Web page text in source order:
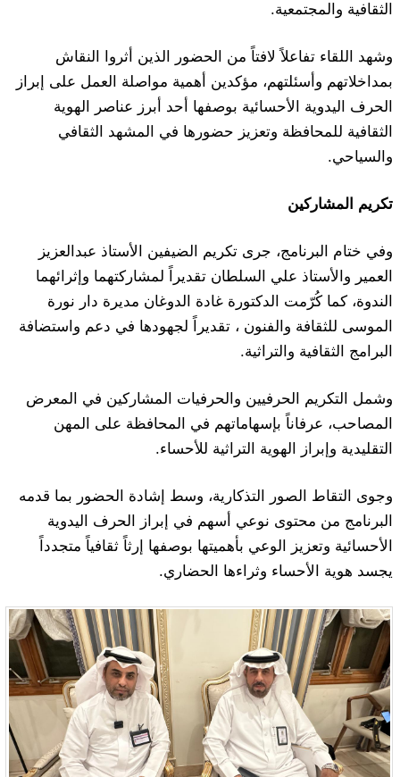
الثقافية والمجتمعية.
وشهد اللقاء تفاعلاً لافتاً من الحضور الذين أثروا النقاش
بمداخلاتهم وأسئلتهم، مؤكدين أهمية مواصلة العمل على إبراز
الحرف اليدوية الأحسائية بوصفها أحد أبرز عناصر الهوية
الثقافية للمحافظة وتعزيز حضورها في المشهد الثقافي
والسياحي.
تكريم المشاركين
وفي ختام البرنامج، جرى تكريم الضيفين الأستاذ عبدالعزيز
العمير والأستاذ علي السلطان تقديراً لمشاركتهما وإثرائهما
الندوة، كما كُرّمت الدكتورة غادة الدوغان مديرة دار نورة
الموسى للثقافة والفنون ، تقديراً لجهودها في دعم واستضافة
البرامج الثقافية والتراثية.
وشمل التكريم الحرفيين والحرفيات المشاركين في المعرض
المصاحب، عرفاناً بإسهاماتهم في المحافظة على المهن
التقليدية وإبراز الهوية التراثية للأحساء.
وجوى التقاط الصور التذكارية، وسط إشادة الحضور بما قدمه
البرنامج من محتوى نوعي أسهم في إبراز الحرف اليدوية
الأحسائية وتعزيز الوعي بأهميتها بوصفها إرثاً ثقافياً متجدداً
يجسد هوية الأحساء وثراءها الحضاري.